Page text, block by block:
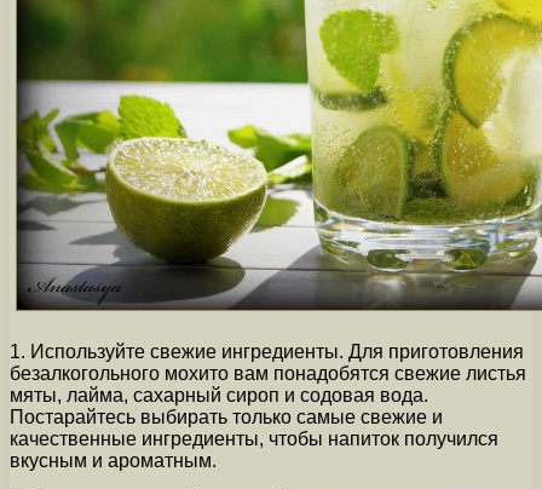
1. Используйте свежие ингредиенты. Для приготовления
безалкогольного мохито вам понадобятся свежие листья
мяты, лайма, сахарный сироп и содовая вода.
Постарайтесь выбирать только самые свежие и
качественные ингредиенты, чтобы напиток получился
вкусным и ароматным.